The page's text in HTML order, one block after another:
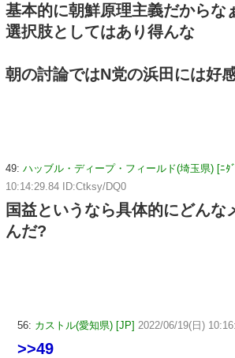
基本的に朝鮮原理主義だからな
選択肢としてはあり得んな
朝の討論ではN党の浜田には好
49: ハッブル・ディープ・フィールド(埼玉県) [ﾆﾀ
10:14:29.84 ID:Ctksy/DQ0
国益というなら具体的にどんな
んだ?
56: カストル(愛知県) [JP] 2022/06/19(日)
>>49